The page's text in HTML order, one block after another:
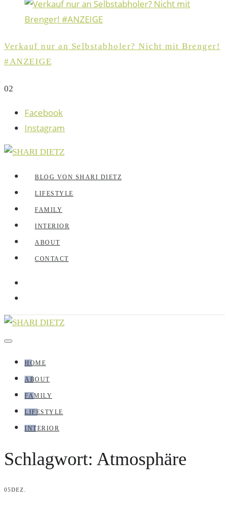
Verkauf nur an Selbstabholer? Nicht mit Brenger!
#ANZEIGE
02
Facebook
Instagram
BLOG VON SHARI DIETZ
LIFESTYLE
FAMILY
INTERIOR
ABOUT
CONTACT
HOME
ABOUT
FAMILY
LIFESTYLE
INTERIOR
Schlagwort: Atmosphäre
05DEZ.